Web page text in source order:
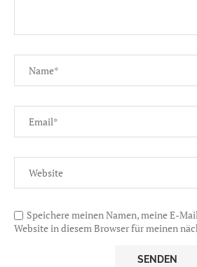
Speichere meinen Namen, meine E-
Website in diesem Browser für meinen